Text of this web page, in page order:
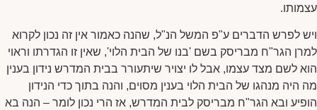
עצמותו.
ויש לפרש הדברים ע"פ המשל הנ"ל, שהנה כאמור אין זה נכון לקרוא
למרן הגר"ח מבריסק בשם 'בנו של הבית הלוי', שאין זו הגדרתו וראוי
הוא לשם מצד עצמו, אבל לו יצויר שיתעורר בבית המדרש נידון בענין
מה היה מנהגו של הבית הלוי בענין מסוים, והנה בתוך כדי הנידון
הופיע ובא הגר"ח מבריסק לבית המדרש, אז הרי נכון לומר – הנה בא